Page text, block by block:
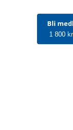
Bli
1 800